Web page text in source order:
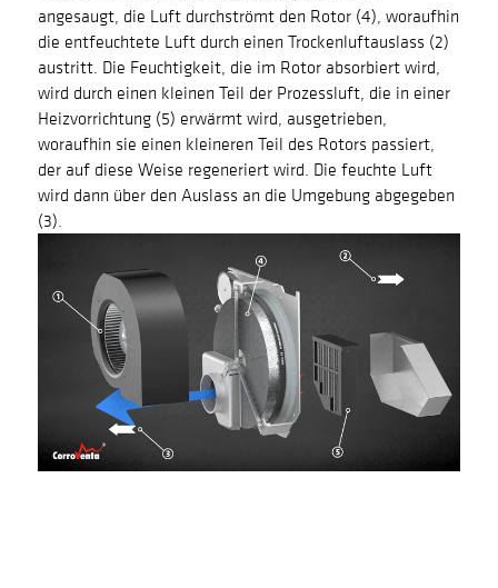
angesaugt, die Luft durchströmt den Rotor (4), woraufhin
die entfeuchtete Luft durch einen Trockenluftauslass (2)
austritt. Die Feuchtigkeit, die im Rotor absorbiert wird,
wird durch einen kleinen Teil der Prozessluft, die in einer
Heizvorrichtung (5) erwärmt wird, ausgetrieben,
woraufhin sie einen kleineren Teil des Rotors passiert,
der auf diese Weise regeneriert wird. Die feuchte Luft
wird dann über den Auslass an die Umgebung abgegeben
(3).